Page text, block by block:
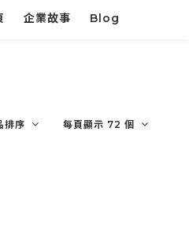
企業故事 Blog
排序 每頁顯示 72 個